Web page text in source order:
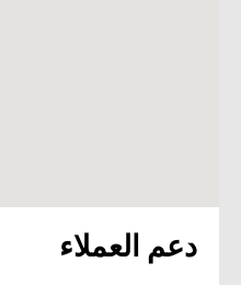
دعم العملاء